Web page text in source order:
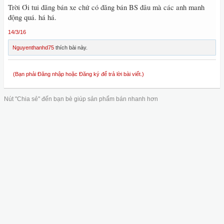
Trời Ơi tui đăng bán xe chứ có đăng bán BS đâu mà các anh manh
động quá. há há.
14/3/16
Nguyenthanhd75 thích bài này.
(Bạn phải Đăng nhập hoặc Đăng ký để trả lời bài viết.)
Nút "Chia sẻ" đến bạn bè giúp sản phẩm bán nhanh hơn